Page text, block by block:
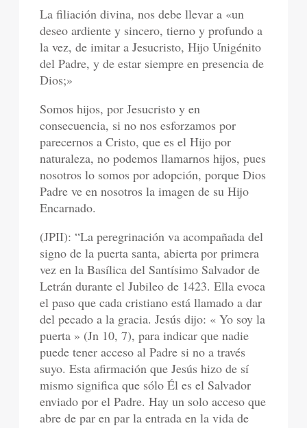
La filiación divina, nos debe llevar a «un
deseo ardiente y sincero, tierno y profundo a
la vez, de imitar a Jesucristo, Hijo Unigénito
del Padre, y de estar siempre en presencia de
Dios;»
Somos hijos, por Jesucristo y en
consecuencia, si no nos esforzamos por
parecernos a Cristo, que es el Hijo por
naturaleza, no podemos llamarnos hijos, pues
nosotros lo somos por adopción, porque Dios
Padre ve en nosotros la imagen de su Hijo
Encarnado.
(JPII): “La peregrinación va acompañada del
signo de la puerta santa, abierta por primera
vez en la Basílica del Santísimo Salvador de
Letrán durante el Jubileo de 1423. Ella evoca
el paso que cada cristiano está llamado a dar
del pecado a la gracia. Jesús dijo: « Yo soy la
puerta » (Jn 10, 7), para indicar que nadie
puede tener acceso al Padre si no a través
suyo. Esta afirmación que Jesús hizo de sí
mismo significa que sólo Él es el Salvador
enviado por el Padre. Hay un solo acceso que
abre de par en par la entrada en la vida de